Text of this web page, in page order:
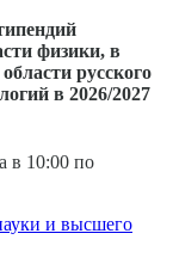
физики, в
русского
в 2026/2027
в 10:00 по
и высшего